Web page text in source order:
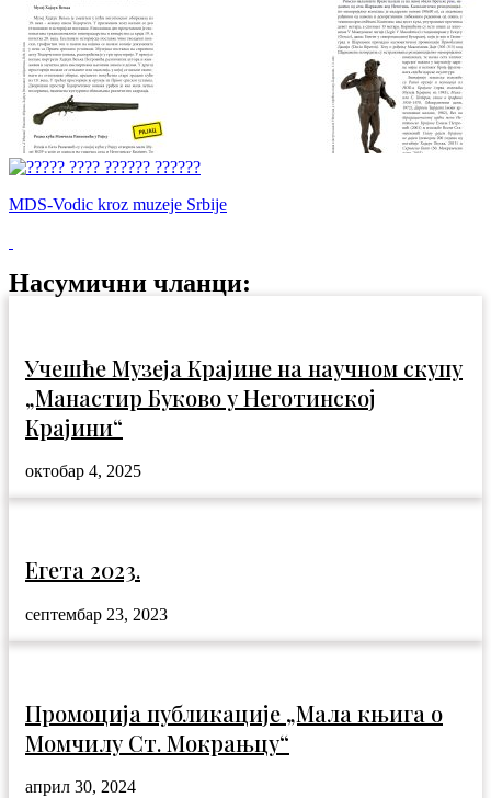
MDS-Vodic kroz muzeje Srbije
Насумични чланци:
Учешће Музеја Крајине на научном скупу
„Манастир Буково у Неготинској
Крајини“
октобар 4, 2025
Егета 2023.
септембар 23, 2023
Промоција публикације „Мала књига о
Момчилу Ст. Мокрањцу“
април 30, 2024